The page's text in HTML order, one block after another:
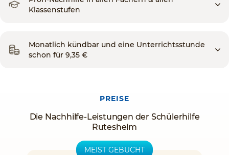
Klassenstufen
Monatlich kündbar und eine Unterrichtsstunde
schon für 9,35 €
PREISE
Die Nachhilfe-Leistungen der Schülerhilfe
Rutesheim
MEIST GEBUCHT